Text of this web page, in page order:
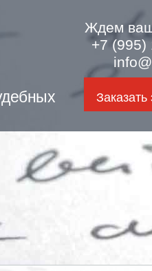
Ждем
+7 (995)
Заказать